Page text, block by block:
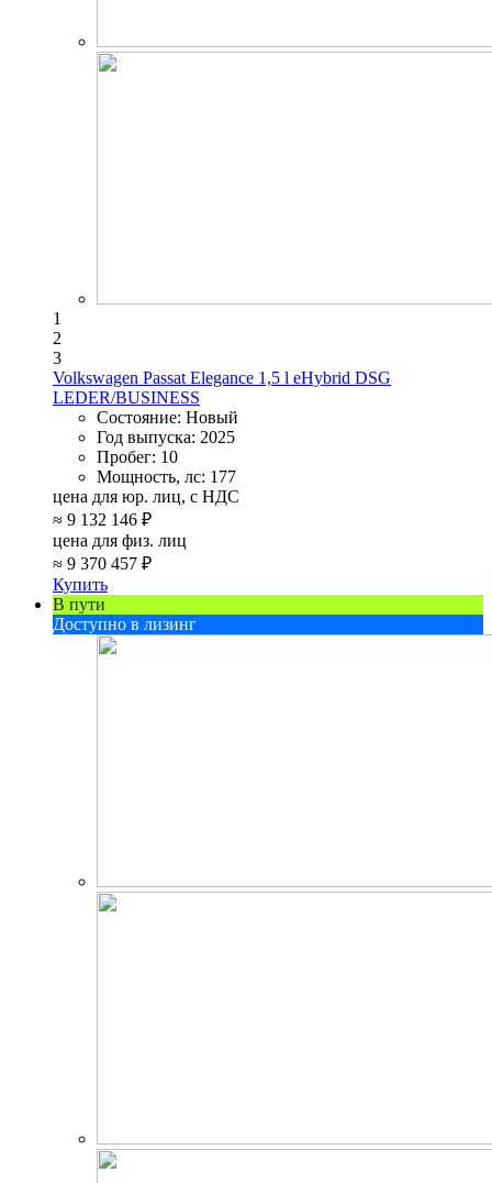
1
2
3
Volkswagen Passat Elegance 1,5 l eHybrid DSG
LEDER/BUSINESS
Состояние: Новый
Год выпуска: 2025
Пробег: 10
Мощность, лс: 177
цена для юр. лиц, с НДС
≈ 9 132 146 ₽
цена для физ. лиц
≈ 9 370 457 ₽
Купить
В пути
Доступно в лизинг